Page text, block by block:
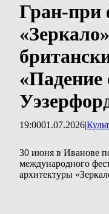
Гран-при
«Падение
19:0001.07.2026|
30 июня в Иванове
международного
архитектуры